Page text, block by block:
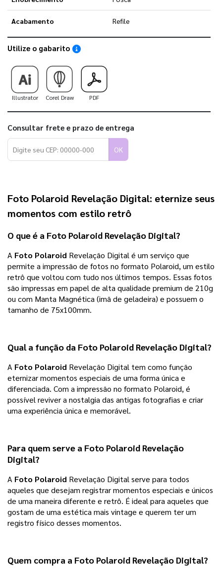
Acabamento Refile
Utilize o gabarito Saiba como utilizar os nossos gabaritos
Illustrator Corel Draw PDF
Consultar frete e prazo de entrega
OK
Foto Polaroid Revelação Digital: eternize seus
momentos com estilo retrô
O que é a Foto Polaroid Revelação Digital?
A Foto Polaroid Revelação Digital é um serviço que
permite a impressão de fotos no formato Polaroid, um estilo
retrô que voltou com tudo nos últimos tempos. Essas fotos
são impressas em papel de alta qualidade premium de 210g
ou com Manta Magnética (imã de geladeira) e possuem o
tamanho de 75x100mm.
Qual a função da Foto Polaroid Revelação Digital?
A Foto Polaroid Revelação Digital tem como função
eternizar momentos especiais de uma forma única e
diferenciada. Com a impressão no formato Polaroid, é
possível reviver a nostalgia das antigas fotografias e criar
uma experiência única e memorável.
Para quem serve a Foto Polaroid Revelação
Digital?
A Foto Polaroid Revelação Digital serve para todos
aqueles que desejam registrar momentos especiais e únicos
de uma maneira diferente e retrô. É ideal para aqueles que
gostam de uma estética mais vintage e querem ter um
registro físico desses momentos.
Quem compra a Foto Polaroid Revelação Digital?